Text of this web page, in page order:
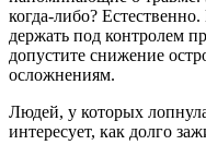
когда-либо?
держать под контролем
допустите снижение
осложнениям.
Людей, у которых
интересует, как долго